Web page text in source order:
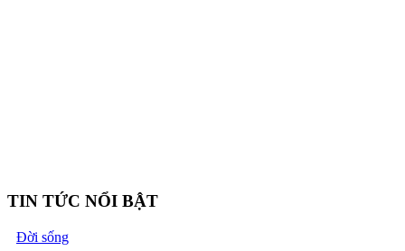
TIN TỨC NỔI BẬT
Đời sống